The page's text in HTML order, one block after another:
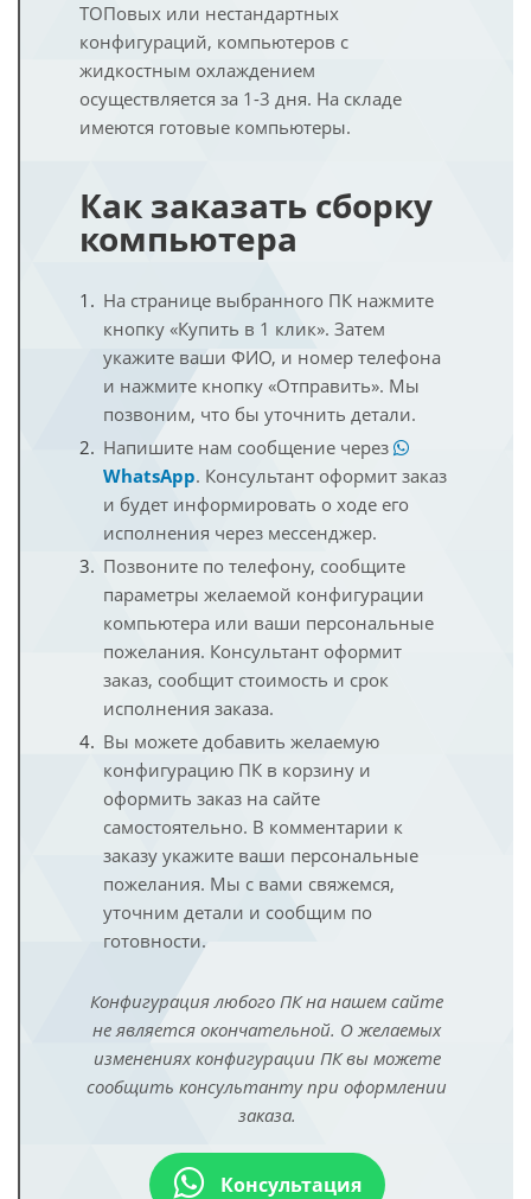
ТОПовых или нестандартных
конфигураций, компьютеров с
жидкостным охлаждением
осуществляется за 1-3 дня. На складе
имеются готовые компьютеры.
Как заказать сборку
компьютера
На странице выбранного ПК нажмите
кнопку «Купить в 1 клик». Затем
укажите ваши ФИО, и номер телефона
и нажмите кнопку «Отправить». Мы
позвоним, что бы уточнить детали.
Напишите нам сообщение через
WhatsApp. Консультант оформит заказ
и будет информировать о ходе его
исполнения через мессенджер.
Позвоните по телефону, сообщите
параметры желаемой конфигурации
компьютера или ваши персональные
пожелания. Консультант оформит
заказ, сообщит стоимость и срок
исполнения заказа.
Вы можете добавить желаемую
конфигурацию ПК в корзину и
оформить заказ на сайте
самостоятельно. В комментарии к
заказу укажите ваши персональные
пожелания. Мы с вами свяжемся,
уточним детали и сообщим по
готовности.
Конфигурация любого ПК на нашем сайте
не является окончательной. О желаемых
изменениях конфигурации ПК вы можете
сообщить консультанту при оформлении
заказа.
Консультация